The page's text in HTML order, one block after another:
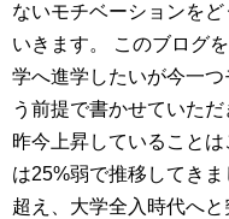
ないモチベーションを
いきます。 このブログ
学へ進学したいが今一
う前提で書かせていた
昨今上昇していること
は25%弱で推移してき
超え、大学全入時代へ